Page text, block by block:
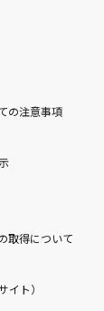
ーチ～歌え
の注意事項
取得について
イト）